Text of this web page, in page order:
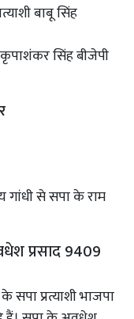
बाबू सिंह
सिंह बीजेपी
गांधी से सपा के राम
प्रसाद 9409
प्रत्याशी भाजपा